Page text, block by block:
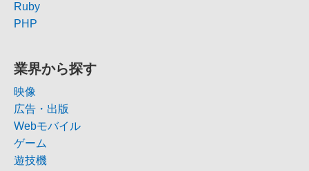
Ruby
PHP
業界から探す
映像
広告・出版
Webモバイル
ゲーム
遊技機